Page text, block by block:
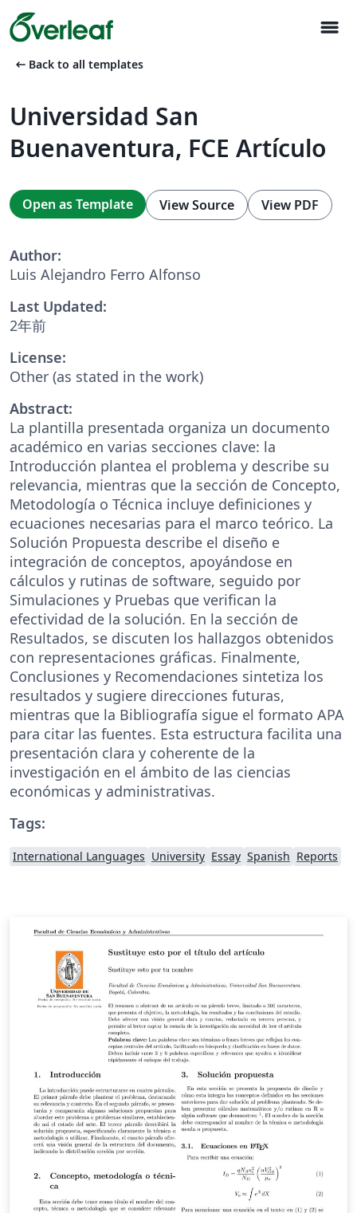
menu
arrow_left_alt Back to all templates
Universidad San
Buenaventura, FCE Artículo
Open as Template View Source View PDF
Author:
Luis Alejandro Ferro Alfonso
Last Updated:
2年前
License:
Other (as stated in the work)
Abstract:
La plantilla presentada organiza un documento
académico en varias secciones clave: la
Introducción plantea el problema y describe su
relevancia, mientras que la sección de Concepto,
Metodología o Técnica incluye definiciones y
ecuaciones necesarias para el marco teórico. La
Solución Propuesta describe el diseño e
integración de conceptos, apoyándose en
cálculos y rutinas de software, seguido por
Simulaciones y Pruebas que verifican la
efectividad de la solución. En la sección de
Resultados, se discuten los hallazgos obtenidos
con representaciones gráficas. Finalmente,
Conclusiones y Recomendaciones sintetiza los
resultados y sugiere direcciones futuras,
mientras que la Bibliografía sigue el formato APA
para citar las fuentes. Esta estructura facilita una
presentación clara y coherente de la
investigación en el ámbito de las ciencias
económicas y administrativas.
Tags:
International Languages University Essay Spanish Reports